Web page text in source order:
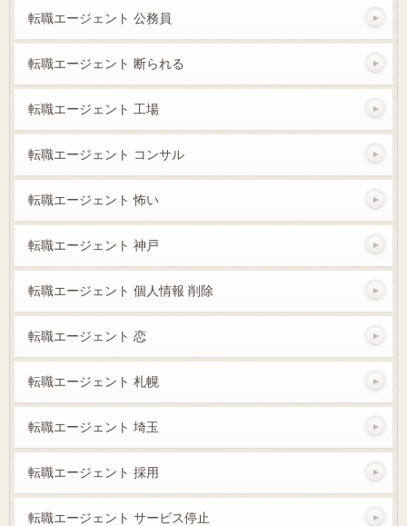
転職エージェント 公務員
転職エージェント 断られる
転職エージェント 工場
転職エージェント コンサル
転職エージェント 怖い
転職エージェント 神戸
転職エージェント 個人情報 削除
転職エージェント 恋
転職エージェント 札幌
転職エージェント 埼玉
転職エージェント 採用
転職エージェント サービス停止